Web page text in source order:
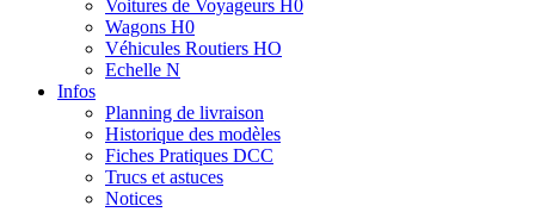
Voitures de Voyageurs H0
Wagons H0
Véhicules Routiers HO
Echelle N
Infos
Planning de livraison
Historique des modèles
Fiches Pratiques DCC
Trucs et astuces
Notices